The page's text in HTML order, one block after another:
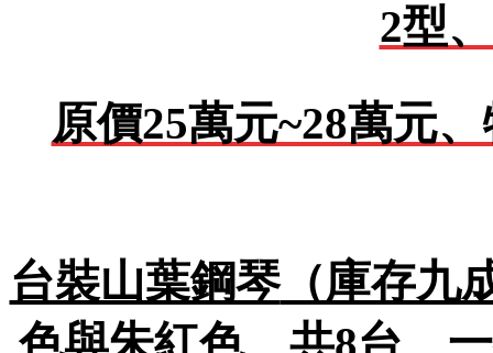
2型
原價25萬元~28萬元
台裝山葉鋼琴（庫存九